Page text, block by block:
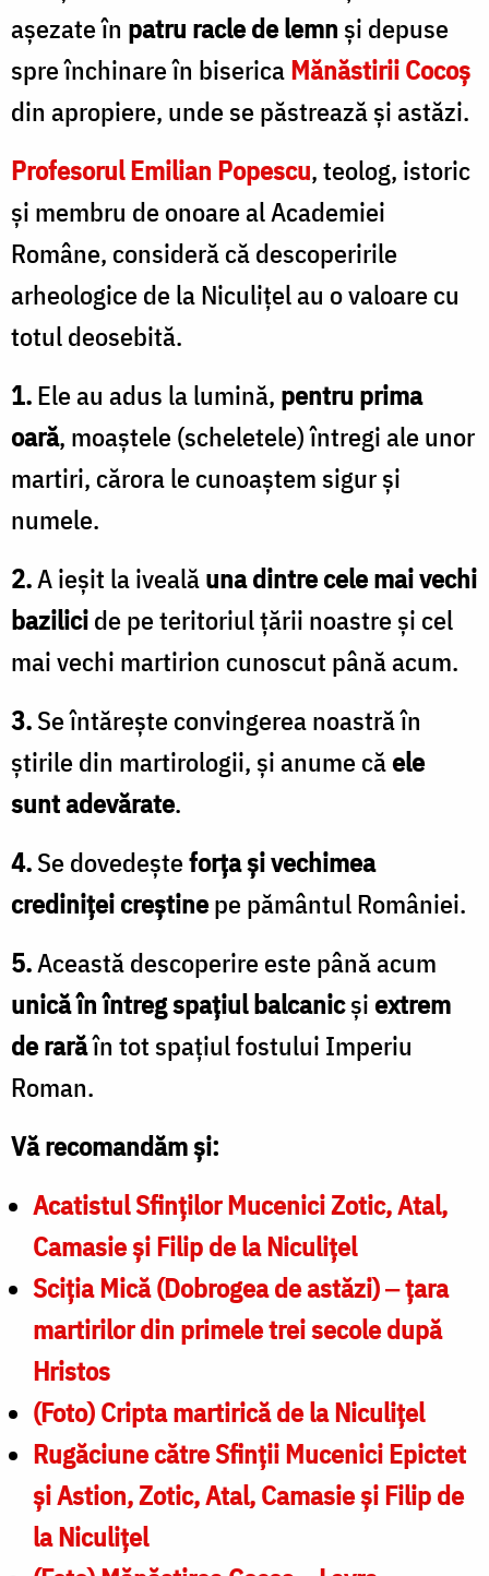
aşezate în patru racle de lemnşi depuse
spre închinare în bisericaMănăstirii Cocoş
din apropiere, unde se păstrează şi astăzi.
ProfesorulEmilian Popescu, teolog, istoric
și membru de onoare al Academiei
Române, consideră că descoperirile
arheologice de la Niculiţel au o valoare cu
totul deosebită.
1.Ele au adus la lumină, pentru prima
oară, moaştele (scheletele) întregi ale unor
martiri, cărora le cunoaştem sigur şi
numele.
2.A ieşit la ivealăuna dintre cele mai vechi
bazilicide pe teritoriul ţării noastre şi cel
mai vechi martirion cunoscut până acum.
3.Se întăreşte convingerea noastră în
ştirile din martirologii, şi anume căele
sunt adevărate.
4.Se dovedeşteforţa şi vechimea
crediniţei creştinepe pământul României.
5.Această descoperire este până acum
unică în întreg spaţiul balcanicşiextrem
de rarăîn tot spațiul fostului Imperiu
Roman.
Vă recomandăm și:
Acatistul Sfinţilor Mucenici Zotic, Atal,
Camasie şi Filip de la Niculiţel
Sciţia Mică (Dobrogea de astăzi) ‒ ţara
martirilor din primele trei secole după
Hristos
(Foto) Cripta martirică de la Niculiţel
Rugăciune către Sfinţii Mucenici Epictet
şi Astion, Zotic, Atal, Camasie și Filip de
la Niculițel